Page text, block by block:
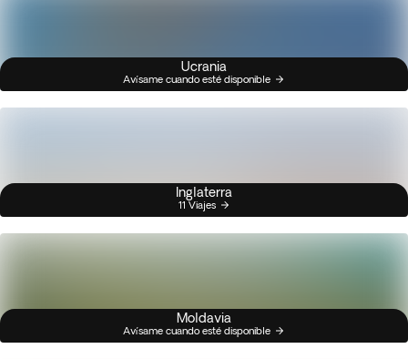
Ucrania
Avísame cuando esté disponible
Inglaterra
11 Viajes
Moldavia
Avísame cuando esté disponible